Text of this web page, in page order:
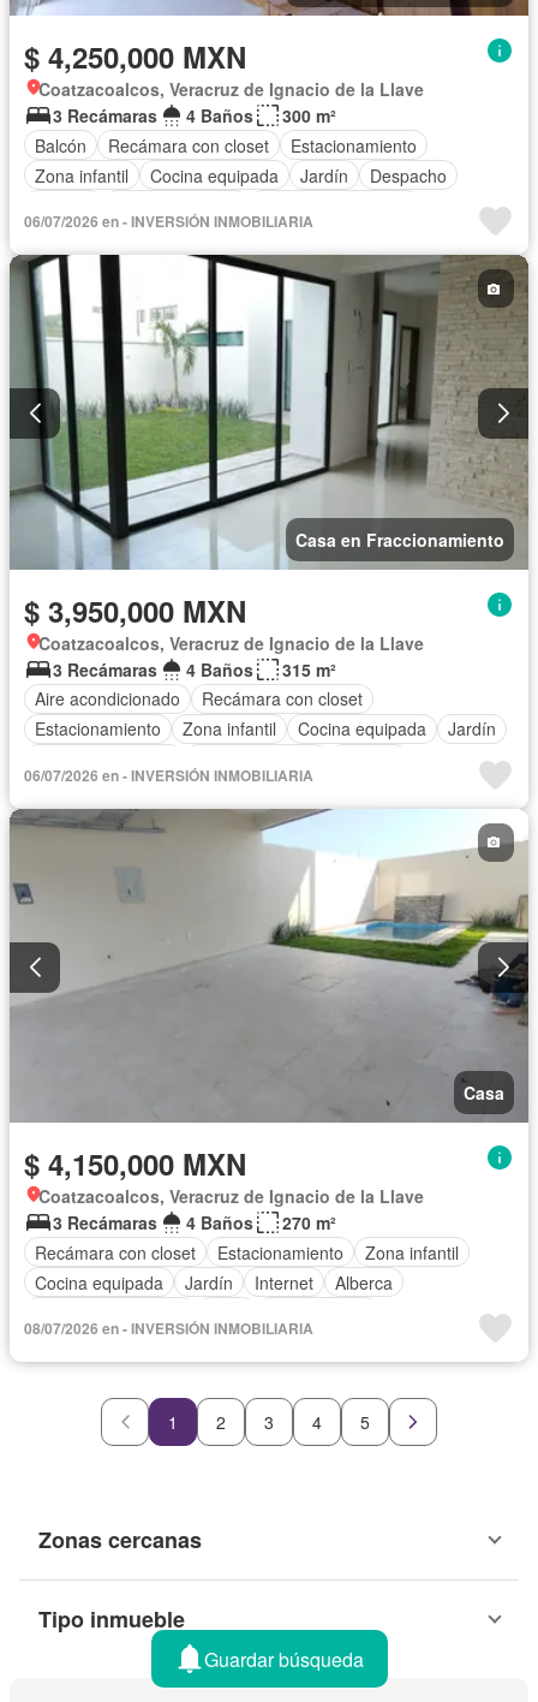
$ 4,250,000 MXN
Coatzacoalcos, Veracruz de Ignacio de la Llave
3 Recámaras
4 Baños
300 m²
Balcón
Recámara con closet
Estacionamiento
Zona infantil
Cocina equipada Jardín
Despacho
Sin amueblar
06/07/2026 en - INVERSIÓN INMOBILIARIA
Casa en Fraccionamiento
$ 3,950,000 MXN
Coatzacoalcos, Veracruz de Ignacio de la Llave
3 Recámaras
4 Baños
315 m²
Aire acondicionado
Recámara con closet
Estacionamiento
Zona infantil Cocina equipada
Jardín
Sin amueblar
06/07/2026 en - INVERSIÓN INMOBILIARIA
Casa
$ 4,150,000 MXN
Coatzacoalcos, Veracruz de Ignacio de la Llave
3 Recámaras
4 Baños
270 m²
Recámara con closet
Estacionamiento
Zona infantil
Cocina equipada
Jardín Internet
Alberca
08/07/2026 en - INVERSIÓN INMOBILIARIA
1 2 3 4 5
Zonas cercanas
Tipo inmueble
Guardar búsqueda